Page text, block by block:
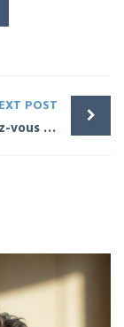
POST
Connaissez-vous vraiment bien Apple ? Anecdotes et secrets